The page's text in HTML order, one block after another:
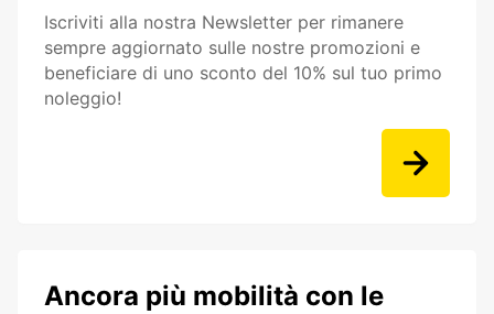
Iscriviti alla nostra Newsletter per rimanere
sempre aggiornato sulle nostre promozioni e
beneficiare di uno sconto del 10% sul tuo primo
noleggio!
Ancora più mobilità con le